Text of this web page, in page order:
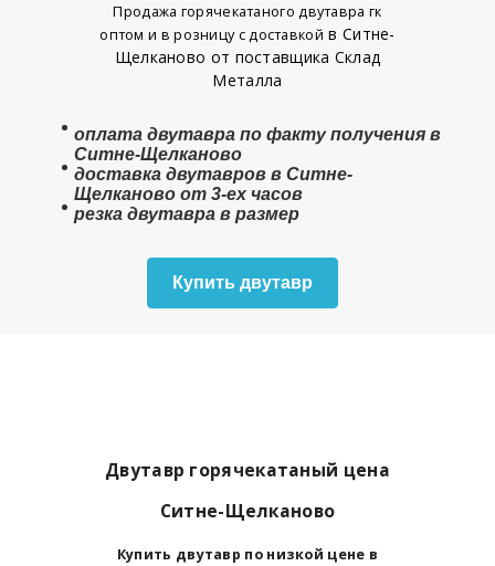
Продажа горячекатаного двутавра гк
оптом и в розницу с доставкой в Ситне-
Щелканово от поставщика Склад
Металла
оплата двутавра по факту получения в
Ситне-Щелканово
доставка двутавров в Ситне-
Щелканово от 3-ех часов
резка двутавра в размер
Купить двутавр
Двутавр горячекатаный цена
Ситне-Щелканово
Купить двутавр по низкой цене в